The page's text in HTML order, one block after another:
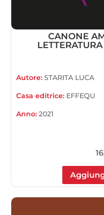
CANONE
Autore:STARITA LUCA
Casa editrice: EFFEQU
Anno:2021